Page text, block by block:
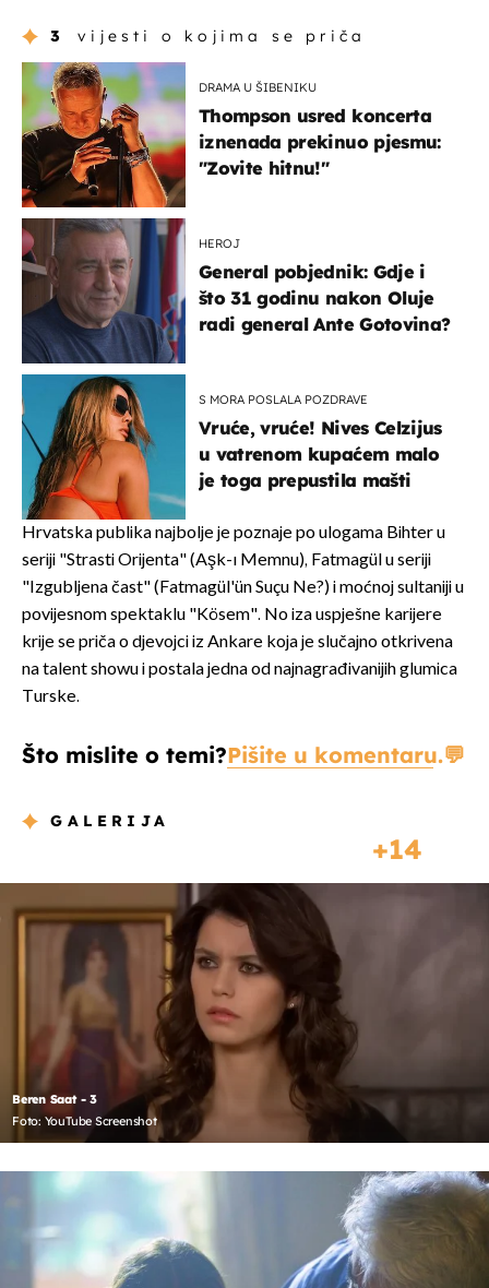
3 vijesti o kojima se priča
DRAMA U ŠIBENIKU
Thompson usred koncerta
iznenada prekinuo pjesmu:
"Zovite hitnu!"
HEROJ
General pobjednik: Gdje i
što 31 godinu nakon Oluje
radi general Ante Gotovina?
S MORA POSLALA POZDRAVE
Vruće, vruće! Nives Celzijus
u vatrenom kupaćem malo
je toga prepustila mašti
Hrvatska publika najbolje je poznaje po ulogama Bihter u
seriji "Strasti Orijenta" (Aşk-ı Memnu), Fatmagül u seriji
"Izgubljena čast" (Fatmagül'ün Suçu Ne?) i moćnoj sultaniji u
povijesnom spektaklu "Kösem". No iza uspješne karijere
krije se priča o djevojci iz Ankare koja je slučajno otkrivena
na talent showu i postala jedna od najnagrađivanijih glumica
Turske.
Što mislite o temi?Pišite u komentaru.
GALERIJA
14
Beren Saat - 3
Foto: YouTube Screenshot